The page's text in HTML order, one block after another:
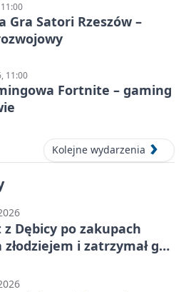
Gra Satori Rzeszów –
11:00
Fortnite – gaming
Kolejne wydarzenia
Dębicy po zakupach
złodziejem i zatrzymał go